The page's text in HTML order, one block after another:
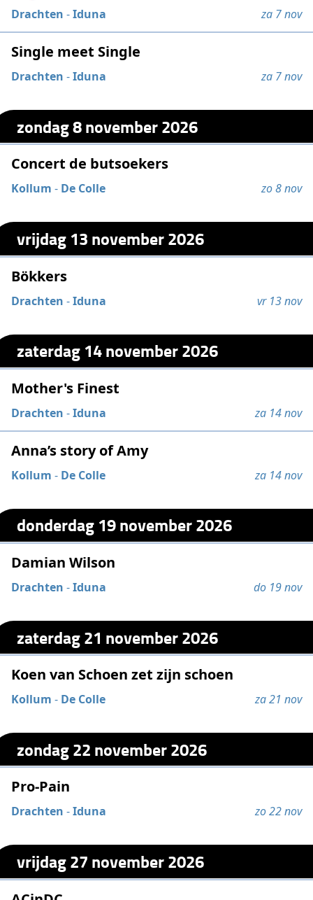
Drachten -Iduna za 7 nov
Single meet Single
Drachten -Iduna za 7 nov
zondag 8 november 2026
Concert de butsoekers
Kollum - De Colle zo 8 nov
vrijdag 13 november 2026
Bökkers
Drachten -Iduna vr 13 nov
zaterdag 14 november 2026
Mother's Finest
Drachten -Iduna za 14 nov
Anna’s story of Amy
Kollum - De Colle za 14 nov
donderdag 19 november 2026
Damian Wilson
Drachten -Iduna do 19 nov
zaterdag 21 november 2026
Koen van Schoen zet zijn schoen
Kollum - De Colle za 21 nov
zondag 22 november 2026
Pro-Pain
Drachten -Iduna zo 22 nov
vrijdag 27 november 2026